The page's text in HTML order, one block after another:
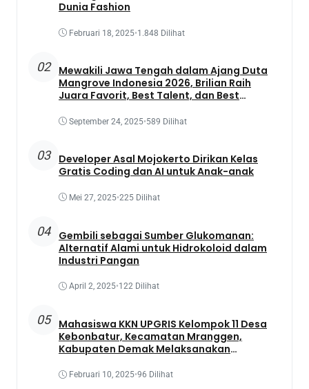
Dunia Fashion
Februari 18, 2025•1.848 Dilihat
02
Mewakili Jawa Tengah dalam Ajang Duta
Mangrove Indonesia 2026, Brilian Raih
Juara Favorit, Best Talent, dan Best
September 24, 2025•589 Dilihat
03
Developer Asal Mojokerto Dirikan Kelas
Gratis Coding dan AI untuk Anak-anak
Mei 27, 2025•225 Dilihat
04
Gembili sebagai Sumber Glukomanan:
Alternatif Alami untuk Hidrokoloid dalam
Industri Pangan
April 2, 2025•122 Dilihat
05
Mahasiswa KKN UPGRIS Kelompok 11 Desa
Kebonbatur, Kecamatan Mranggen,
Kabupaten Demak Melaksanakan
Memanfaatkan Lahan Yang Terbengkalai
Februari 10, 2025•96 Dilihat